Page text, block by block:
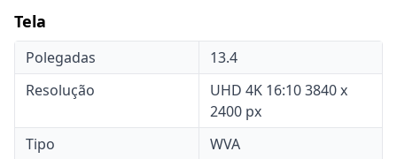
Tela
Polegadas
13.4
Resolução
UHD 4K 16:10 3840 x
2400 px
Tipo
WVA